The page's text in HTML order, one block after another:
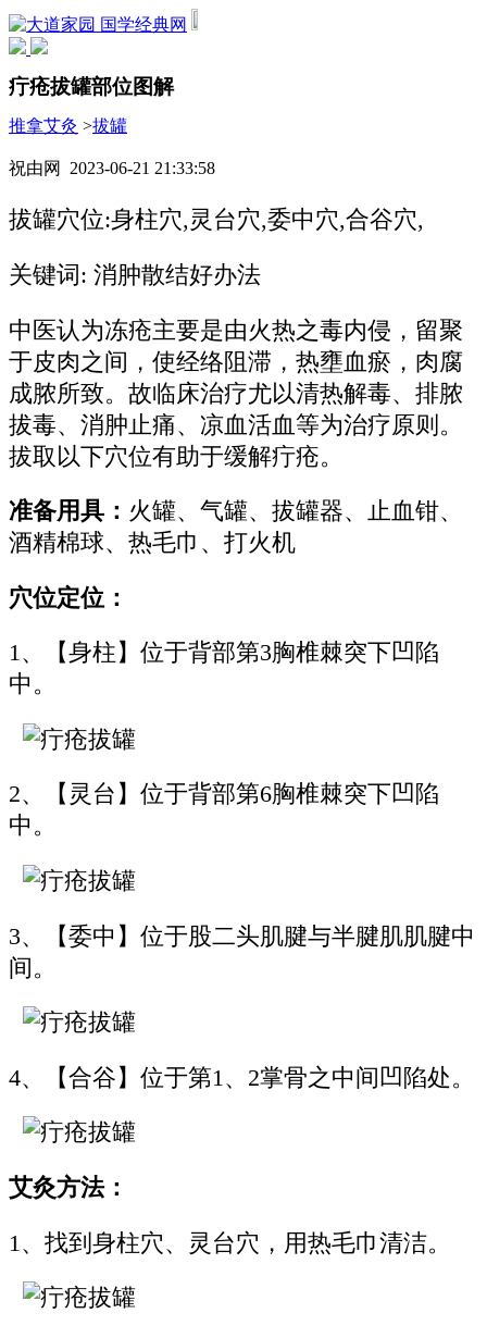
国学经典网
疔疮拔罐部位图解
推拿艾灸 >拔罐
祝由网 2023-06-21 21:33:58
拔罐穴位:身柱穴,灵台穴,委中穴,合谷穴,
关键词: 消肿散结好办法
中医认为冻疮主要是由火热之毒内侵，留聚
于皮肉之间，使经络阻滞，热壅血瘀，肉腐
成脓所致。故临床治疗尤以清热解毒、排脓
拔毒、消肿止痛、凉血活血等为治疗原则。
拔取以下穴位有助于缓解疔疮。
准备用具： 火罐、气罐、拔罐器、止血钳、
酒精棉球、热毛巾、打火机
穴位定位：
1、【身柱】位于背部第3胸椎棘突下凹陷
中。
2、【灵台】位于背部第6胸椎棘突下凹陷
中。
3、【委中】位于股二头肌腱与半腱肌肌腱中
间。
4、【合谷】位于第1、2掌骨之中间凹陷处。
艾灸方法：
1、找到身柱穴、灵台穴，用热毛巾清洁。